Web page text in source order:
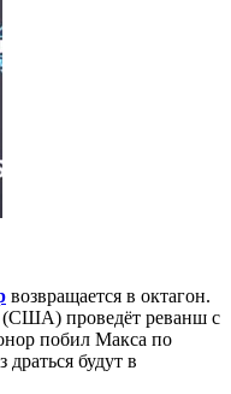
возвращается в октагон.
(США) проведёт реванш с
побил Макса по
драться будут в